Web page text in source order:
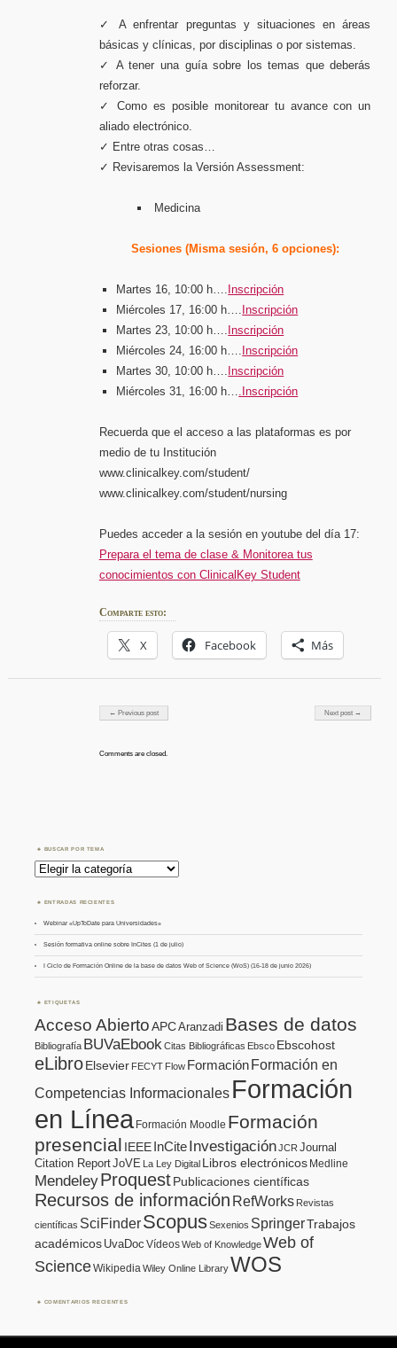
✓ A enfrentar preguntas y situaciones en áreas
básicas y clínicas, por disciplinas o por sistemas.
✓ A tener una guía sobre los temas que deberás
reforzar.
✓ Como es posible monitorear tu avance con un
aliado electrónico.
✓ Entre otras cosas…
✓ Revisaremos la Versión Assessment:
Medicina
Sesiones (Misma sesión, 6 opciones):
Martes 16, 10:00 h…. Inscripción
Miércoles 17, 16:00 h…. Inscripción
Martes 23, 10:00 h…. Inscripción
Miércoles 24, 16:00 h…. Inscripción
Martes 30, 10:00 h…. Inscripción
Miércoles 31, 16:00 h…
.Inscripción
Recuerda que el acceso a las plataformas es por
medio de tu Institución
www.clinicalkey.com/student/
www.clinicalkey.com/student/nursing
Puedes acceder a la sesión en youtube del día 17:
Prepara el tema de clase & Monitorea tus
conocimientos con ClinicalKey Student
Comparte esto:
X Facebook Más
Post navigation
← Previous post Next post →
Comments are closed.
BUSCAR POR TEMA
Buscar
por
Tema
ENTRADAS RECIENTES
Webinar «UpToDate para Universidades»
Sesión formativa online sobre InCites (1 de julio)
I Ciclo de Formación Online de la base de datos Web of Science (WoS) (16-18 de junio 2026)
ETIQUETAS
Acceso AbiertoAPCAranzadi Bases de datos
Bibliografía BUVaEbook Citas Bibliográficas Ebsco Ebscohost
eLibroElsevier FECYT Flow FormaciónFormación en
Competencias Informacionales Formación
en Línea Formación Moodle Formación
presencial IEEE InCiteInvestigaciónJCR Journal
Citation ReportJoVE La Ley Digital Libros electrónicos Medline
MendeleyProquestPublicaciones científicas
Recursos de información RefWorks Revistas
científicas SciFinderScopusSexenios SpringerTrabajos
académicos UvaDoc VídeosWeb of KnowledgeWeb of
ScienceWikipedia Wiley Online LibraryWOS
COMENTARIOS RECIENTES